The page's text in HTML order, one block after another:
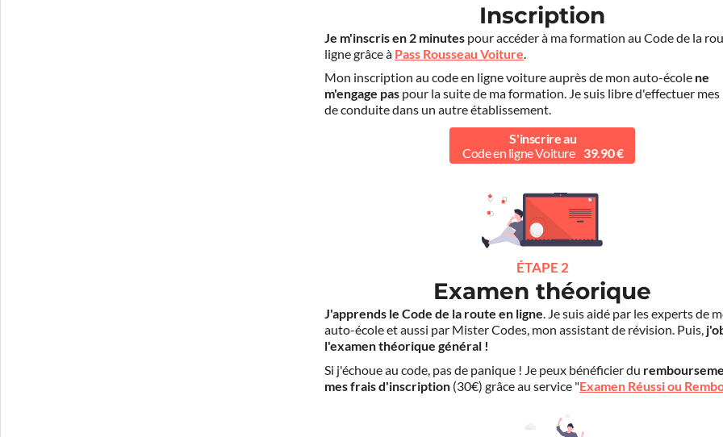
Inscription
Je m'inscris en 2 minutes pour accéder à ma formation au Code de la
ligne grâce à Pass Rousseau Voiture
Mon inscription au code en ligne voiture auprès de mon auto-école ne
m'engage pas pour la suite de ma formation. Je suis libre d'effectuer mes
de conduite dans un autre établissement.
S'inscrire au
Code en ligne Voiture
39.90 €
ÉTAPE 2
Examen théorique
J'apprends le Code de la route en ligne. Je suis aidé par les experts de
auto-école et aussi par Mister Codes, mon assistant de révision. Puis,
l'examen théorique général !
Si j'échoue au code, pas de panique ! Je peux bénéficier du
mes frais d'inscription (30€) grâce au service "Examen Réussi ou